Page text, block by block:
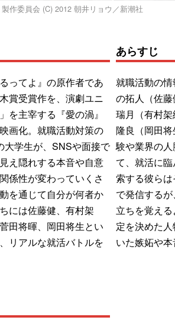
作委員会 (C) 2012 朝井リョウ／新潮社
ってよ』の原作者であ
賞受賞作を、演劇ユニ
を主宰する『愛の渦』
画化。就職活動対策の
大学生が、SNSや面接で
え隠れする本音や自意
係性が変わっていくさ
を通じて自分が何者か
には佐藤健、有村架
田将暉、岡田将生とい
リアルな就活バトルを
あらすじ
就職活動の
の拓人（佐藤
瑞月（有村架
隆良（岡田
験や業界の
て、就活に
索する彼ら
で発信する
立ちを覚え
定を決めた
いた嫉妬や